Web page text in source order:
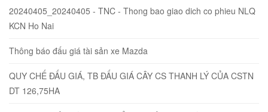
20240405_20240405 - TNC - Thong bao giao dich co phieu NLQ
KCN Ho Nai
Thông báo đấu giá tài sản xe Mazda
QUY CHẾ ĐẤU GIÁ, TB ĐẤU GIÁ CÂY CS THANH LÝ CỦA CSTN
DT 126,75HA